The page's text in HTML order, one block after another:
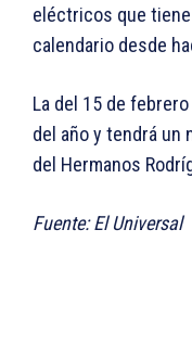
eléctricos que
calendario desde
La del 15 de
del año y tendrá un
del Hermanos
Fuente: El Universal